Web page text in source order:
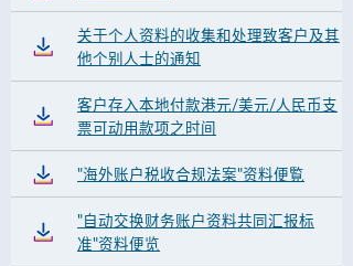
关于个人资料的收集和处理致客户及其
他个别人士的通知
客户存入本地付款港元/美元/人民币支
票可动用款项之时间
"海外账户税收合规法案"资料便覧
"自动交换财务账户资料共同汇报标
准"资料便览